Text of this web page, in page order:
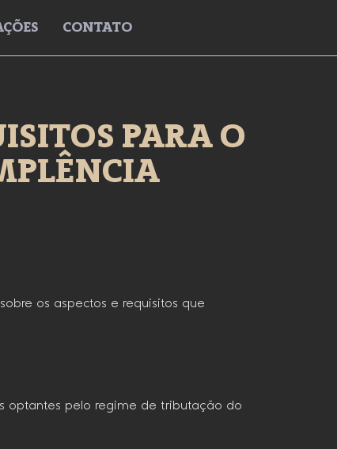
CONTATO
PARA O
os aspectos e requisitos que
optantes pelo regime de tributação do